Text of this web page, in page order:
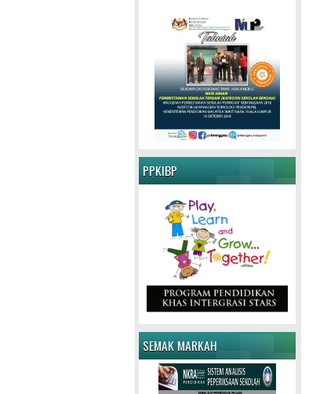
PPKIBP
SEMAK MARKAH